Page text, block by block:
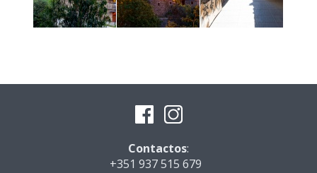
Contactos:
+351 937 515 679